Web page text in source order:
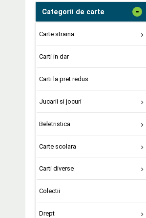
Categorii de carte -
Carte straina
Carti in dar
Carti la pret redus
Jucarii si jocuri
Beletristica
Carte scolara
Carti diverse
Colectii
Drept